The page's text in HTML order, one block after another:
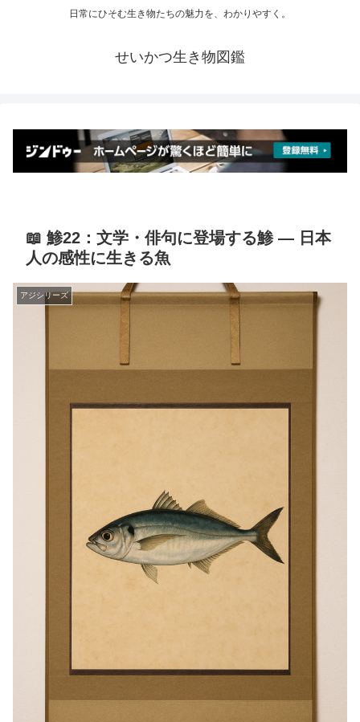
日常にひそむ生き物たちの魅力を、わかりやすく。
せいかつ生き物図鑑
📖 鯵22：文学・俳句に登場する鯵 ― 日本
人の感性に生きる魚
アジシリーズ